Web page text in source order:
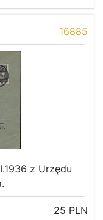
16885
z Urzędu
25 PLN